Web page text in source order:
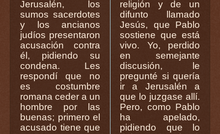
Jerusalén, los
sumos sacerdotes
y los ancianos
judíos presentaron
acusación contra
él, pidiendo su
condena. Les
respondí que no
es costumbre
romana ceder a un
hombre por las
buenas; primero el
acusado tiene que
religión y de un
difunto llamado
Jesús, que Pablo
sostiene que está
vivo. Yo, perdido
en semejante
discusión, le
pregunté si quería
ir a Jerusalén a
que lo juzgase allí.
Pero, como Pablo
ha apelado,
pidiendo que lo